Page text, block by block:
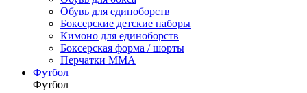
Обувь для единоборств
Боксерские детские наборы
Кимоно для единоборств
Боксерская форма / шорты
Перчатки ММА
Футбол
Футбол